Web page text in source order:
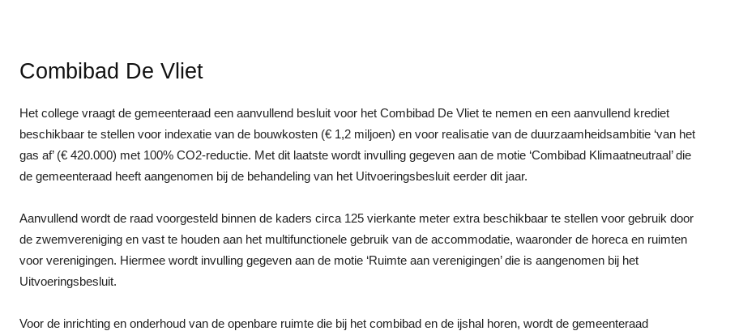
Combibad De Vliet
Het college vraagt de gemeenteraad een aanvullend besluit voor het Combibad De Vliet te nemen en een aanvullend krediet
beschikbaar te stellen voor indexatie van de bouwkosten (€ 1,2 miljoen) en voor realisatie van de duurzaamheidsambitie ‘van het
gas af’ (€ 420.000) met 100% CO2-reductie. Met dit laatste wordt invulling gegeven aan de motie ‘Combibad Klimaatneutraal’ die
de gemeenteraad heeft aangenomen bij de behandeling van het Uitvoeringsbesluit eerder dit jaar.
Aanvullend wordt de raad voorgesteld binnen de kaders circa 125 vierkante meter extra beschikbaar te stellen voor gebruik door
de zwemvereniging en vast te houden aan het multifunctionele gebruik van de accommodatie, waaronder de horeca en ruimten
voor verenigingen. Hiermee wordt invulling gegeven aan de motie ‘Ruimte aan verenigingen’ die is aangenomen bij het
Uitvoeringsbesluit.
Voor de inrichting en onderhoud van de openbare ruimte die bij het combibad en de ijshal horen, wordt de gemeenteraad